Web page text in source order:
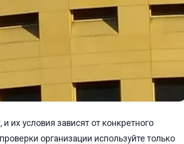
их условия зависят от конкретного
организации используйте только